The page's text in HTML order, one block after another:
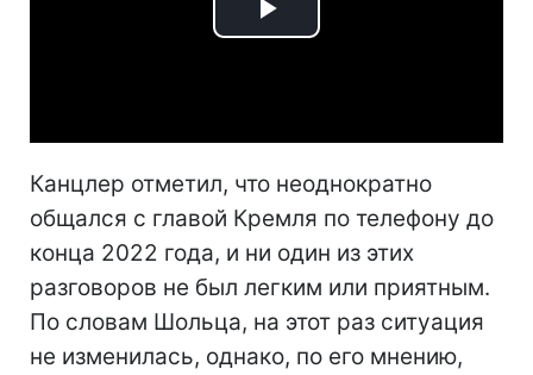
Play
Канцлер отметил, что неоднократно
общался с главой Кремля по телефону до
конца 2022 года, и ни один из этих
разговоров не был легким или приятным.
По словам Шольца, на этот раз ситуация
не изменилась, однако, по его мнению,